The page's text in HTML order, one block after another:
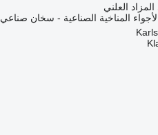
المزاد العلني
المناخية الصناعية - سخان صناعي